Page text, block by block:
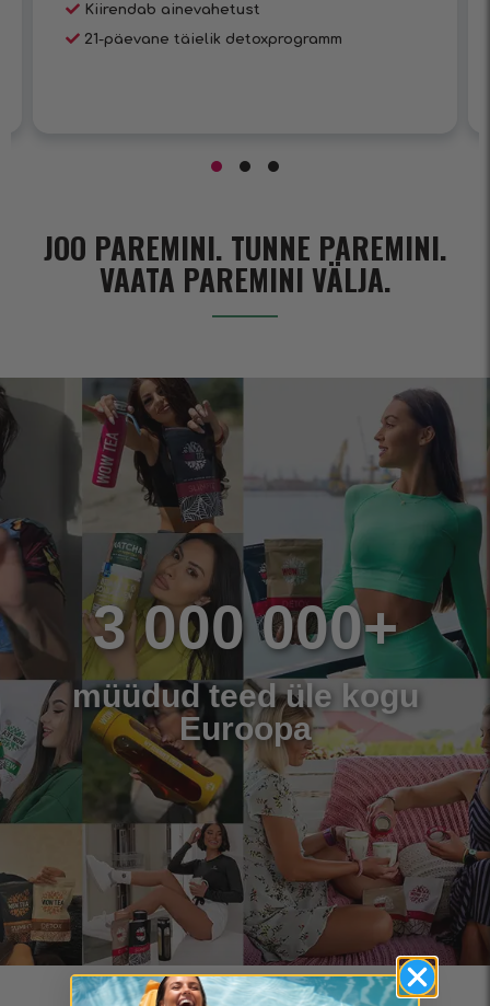
Kiirendab ainevahetust
21-päevane täielik detoxprogramm
JOO PAREMINI. TUNNE PAREMINI.
VAATA PAREMINI VÄLJA.
3 000 000+
müüdud teed üle kogu
Euroopa